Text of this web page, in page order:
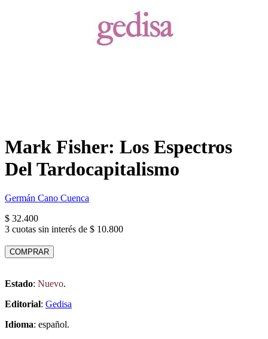
Mark Fisher: Los Espectros
Del Tardocapitalismo
Germán Cano Cuenca
$ 32.400
3 cuotas sin interés de $ 10.800
COMPRAR
Estado: Nuevo.
Editorial: Gedisa
Idioma: español.